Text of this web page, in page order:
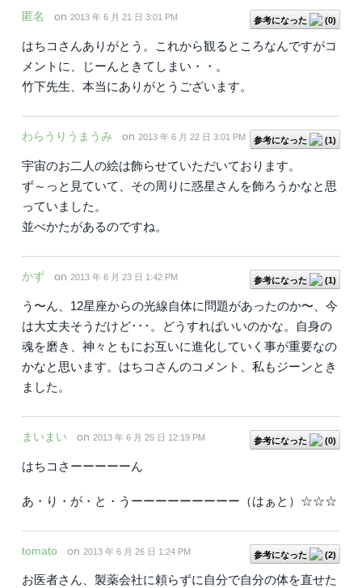
参考になった (0)
匿名 on 2013 年 6 月 21 日 3:01 PM
はちコさんありがとう。これから観るところなんですがコ
メントに、じーんときてしまい・・。
竹下先生、本当にありがとうございます。
参考になった (1)
わらうりうまうみ on 2013 年 6 月 22 日 3:01 PM
宇宙のお二人の絵は飾らせていただいております。
ず～っと見ていて、その周りに惑星さんを飾ろうかなと思
っていました。
並べかたがあるのですね。
参考になった (1)
かず on 2013 年 6 月 23 日 1:42 PM
う〜ん、12星座からの光線自体に問題があったのか〜、今
は大丈夫そうだけど･･･。どうすればいいのかな。自身の
魂を磨き、神々ともにお互いに進化していく事が重要なの
かなと思います。はちコさんのコメント、私もジーンとき
ました。
参考になった (0)
まいまい on 2013 年 6 月 25 日 12:19 PM
はちコさーーーーーん
あ・り・が・と・うーーーーーーーーー（はぁと）☆☆☆
参考になった (2)
tomato on 2013 年 6 月 26 日 1:24 PM
お医者さん、製薬会社に頼らずに自分で自分の体を直せた